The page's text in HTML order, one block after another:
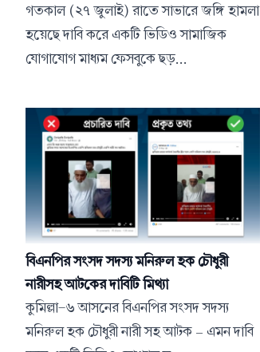
গতকাল (২৭ জুলাই) রাতে সাভারে জঙ্গি হামলা
হয়েছে দাবি করে একটি ভিডিও সামাজিক
যোগাযোগ মাধ্যম ফেসবুকে ছড়...
বিএনপির সংসদ সদস্য মনিরুল হক চৌধুরী
নারীসহ আটকের দাবিটি মিথ্যা
কুমিল্লা-৬ আসনের বিএনপির সংসদ সদস্য
মনিরুল হক চৌধুরী নারী সহ আটক – এমন দাবি